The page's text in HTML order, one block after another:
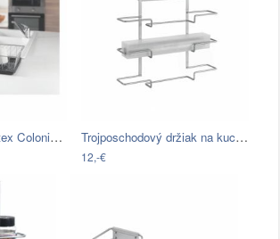
Odkvapávač Metaltex Colonia Plus Trojposchodový držiak na kuchynské…
12,-€